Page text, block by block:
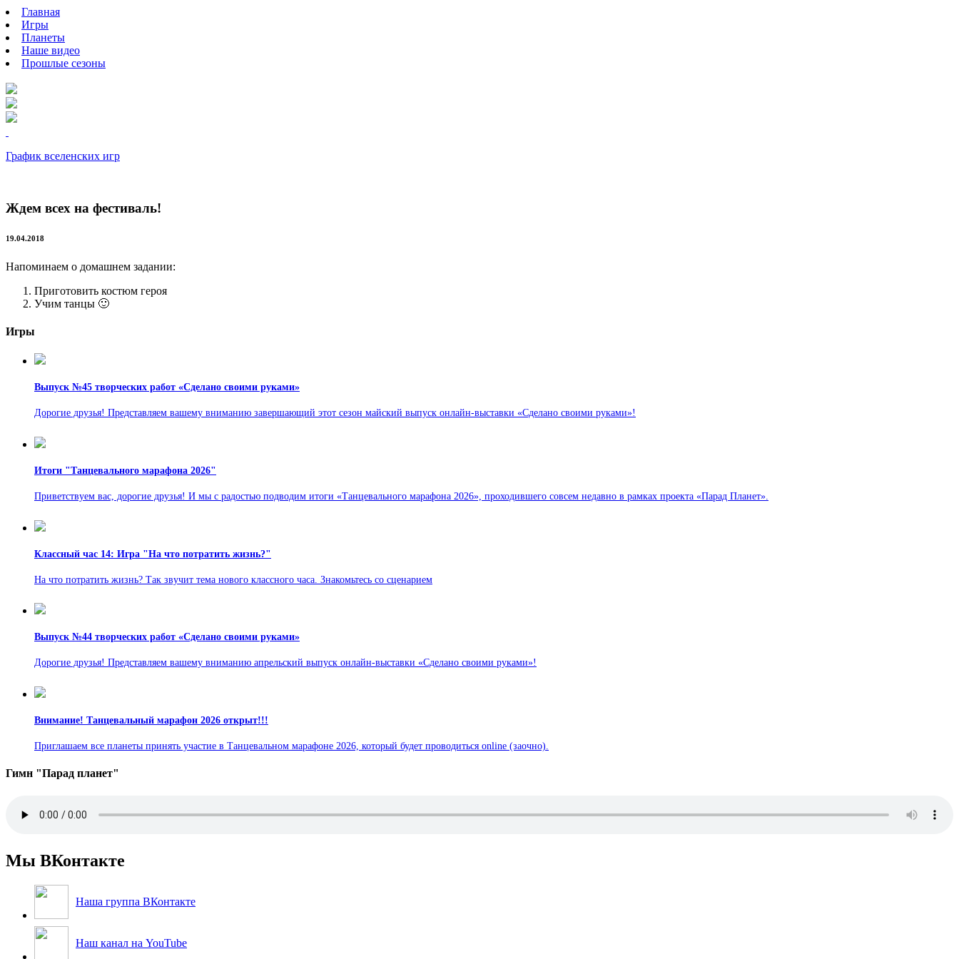
Главная
Игры
Планеты
Наше видео
Прошлые сезоны
График вселенских игр
Ждем всех на фестиваль!
19.04.2018
Напоминаем о домашнем задании:
Приготовить костюм героя
Учим танцы 🙂
Игры
Выпуск №45 творческих работ «Сделано своими руками»
Дорогие друзья! Представляем вашему вниманию завершающий этот сезон майский выпуск онлайн-выставки «Сделано своими руками»!
Итоги "Танцевального марафона 2026"
Приветствуем вас, дорогие друзья! И мы с радостью подводим итоги «Танцевального марафона 2026», проходившего совсем недавно в рамках проекта «Парад Планет».
Классный час 14: Игра "На что потратить жизнь?"
На что потратить жизнь? Так звучит тема нового классного часа. Знакомьтесь со сценарием
Выпуск №44 творческих работ «Сделано своими руками»
Дорогие друзья! Представляем вашему вниманию апрельский выпуск онлайн-выставки «Сделано своими руками»!
Внимание! Танцевальный марафон 2026 открыт!!!
Приглашаем все планеты принять участие в Танцевальном марафоне 2026, который будет проводиться online (заочно).
Гимн "Парад планет"
Мы ВКонтакте
Наша группа ВКонтакте
Наш канал на YouTube